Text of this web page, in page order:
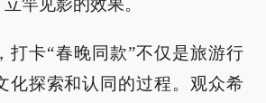
竿见影的效果。
打卡“春晚同款”不仅是旅游行
化探索和认同的过程。观众希